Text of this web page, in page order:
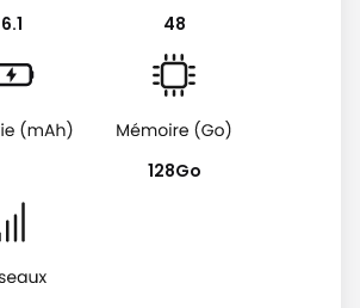
6.1 48
128Go